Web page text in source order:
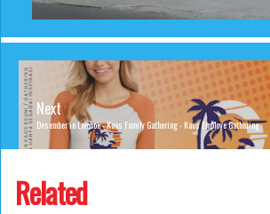
Next
Desember in Lombok - Kaos Family Gathering - Kaos Employe Gathering
Related